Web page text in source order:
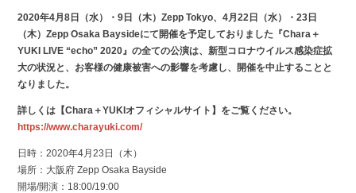
2020年4月8日（水）・9日（木）Zepp Tokyo、4月22日（水）・23日
（木）Zepp Osaka Baysideにて開催を予定しておりました『Chara＋
YUKI LIVE “echo” 2020』の全ての公演は、新型コロナウイルス感染症拡
大の状況と、お客様の健康被害への影響を考慮し、開催を中止することと
なりました。
詳しくは【Chara＋YUKIオフィシャルサイト】をご覧ください。
https://www.charayuki.com/
日時：2020年4月23日（木）
場所：大阪府 Zepp Osaka Bayside
開場/開演：18:00/19:00